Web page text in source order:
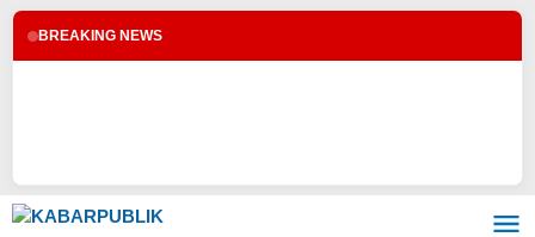
BREAKING NEWS
Lewati